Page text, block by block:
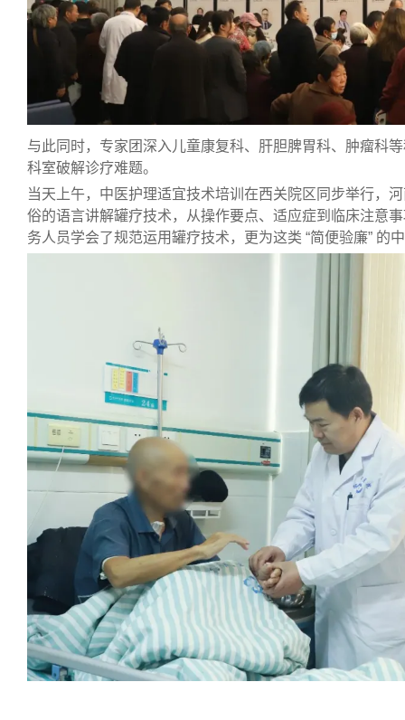
与此同时，专家团深入儿童康复科、肝胆脾胃科、肿瘤科
科室破解诊疗难题。
当天上午，中医护理适宜技术培训在西关院区同步举行，
俗的语言讲解罐疗技术，从操作要点、适应症到临床注意
务人员学会了规范运用罐疗技术，更为这类 “简便验廉” 的